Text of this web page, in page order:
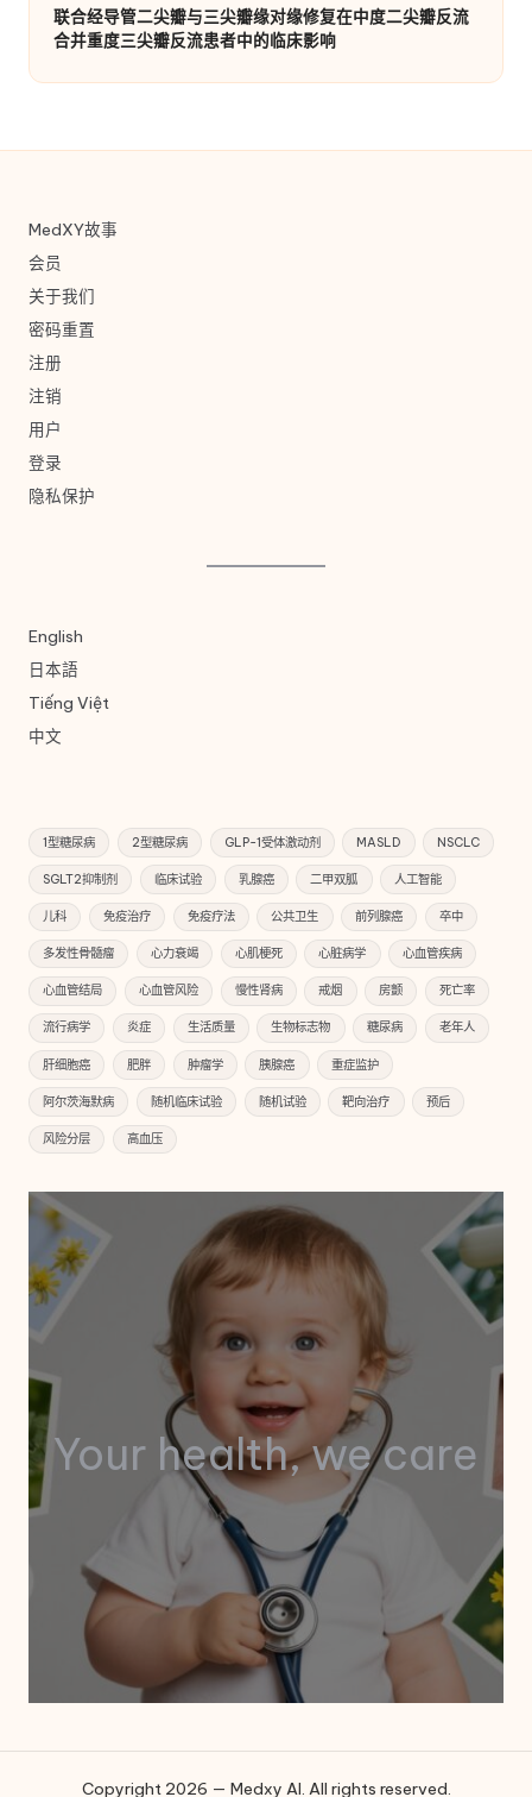
联合经导管二尖瓣与三尖瓣缘对缘修复在中度二尖瓣反流
合并重度三尖瓣反流患者中的临床影响
MedXY故事
会员
关于我们
密码重置
注册
注销
用户
登录
隐私保护
English
日本語
Tiếng Việt
中文
1型糖尿病 2型糖尿病 GLP-1受体激动剂 MASLD NSCLC
SGLT2抑制剂 临床试验 乳腺癌 二甲双胍 人工智能
儿科 免疫治疗 免疫疗法 公共卫生 前列腺癌 卒中
多发性骨髓瘤 心力衰竭 心肌梗死 心脏病学 心血管疾病
心血管结局 心血管风险 慢性肾病 戒烟 房颤 死亡率
流行病学 炎症 生活质量 生物标志物 糖尿病 老年人
肝细胞癌 肥胖 肿瘤学 胰腺癌 重症监护
阿尔茨海默病 随机临床试验 随机试验 靶向治疗 预后
风险分层 高血压
Your health, we care
Copyright 2026 — Medxy AI. All rights reserved.